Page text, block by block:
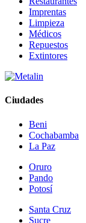
Imprentas
Limpieza
Médicos
Repuestos
Extintores
Ciudades
Beni
Cochabamba
La Paz
Oruro
Pando
Potosí
Santa Cruz
Sucre